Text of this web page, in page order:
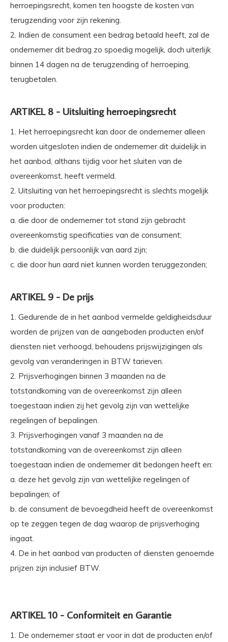
herroepingsrecht, komen ten hoogste de kosten van
terugzending voor zijn rekening.
2. Indien de consument een bedrag betaald heeft, zal de
ondernemer dit bedrag zo spoedig mogelijk, doch uiterlijk
binnen 14 dagen na de terugzending of herroeping,
terugbetalen.
ARTIKEL 8 - Uitsluiting herroepingsrecht
1. Het herroepingsrecht kan door de ondernemer alleen
worden uitgesloten indien de ondernemer dit duidelijk in
het aanbod, althans tijdig voor het sluiten van de
overeenkomst, heeft vermeld.
2. Uitsluiting van het herroepingsrecht is slechts mogelijk
voor producten:
a. die door de ondernemer tot stand zijn gebracht
overeenkomstig specificaties van de consument;
b. die duidelijk persoonlijk van aard zijn;
c. die door hun aard niet kunnen worden teruggezonden;
ARTIKEL 9 - De prijs
1. Gedurende de in het aanbod vermelde geldigheidsduur
worden de prijzen van de aangeboden producten en/of
diensten niet verhoogd, behoudens prijswijzigingen als
gevolg van veranderingen in BTW tarieven.
2. Prijsverhogingen binnen 3 maanden na de
totstandkoming van de overeenkomst zijn alleen
toegestaan indien zij het gevolg zijn van wettelijke
regelingen of bepalingen.
3. Prijsverhogingen vanaf 3 maanden na de
totstandkoming van de overeenkomst zijn alleen
toegestaan indien de ondernemer dit bedongen heeft en:
a. deze het gevolg zijn van wettelijke regelingen of
bepalingen; of
b. de consument de bevoegdheid heeft de overeenkomst
op te zeggen tegen de dag waarop de prijsverhoging
ingaat.
4. De in het aanbod van producten of diensten genoemde
prijzen zijn inclusief BTW.
ARTIKEL 10 - Conformiteit en Garantie
1. De ondernemer staat er voor in dat de producten en/of